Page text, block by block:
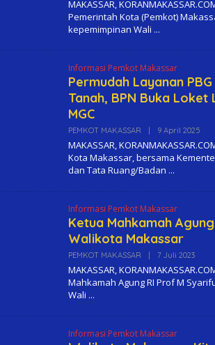
MAKASSAR,
Pemerintah Kota (Pemkot)
kepemimpinan Wali
Informasi Pemkot Makassar
Permudah Layanan
Tanah, BPN Buka Loket
MGC
PEMKOT MAKASSAR 9 April 2025
L
E
H
M
MAKASSAR,
Kota Makassar, bersama
dan Tata Ruang/Badan
Informasi Pemkot Makassar
Ketua Mahkamah
Walikota Makassar
PEMKOT MAKASSAR 7 Juli 2023O
L
E
H
M
MAKASSAR,
Mahkamah Agung RI Prof M
Wali
Informasi Pemkot Makassar